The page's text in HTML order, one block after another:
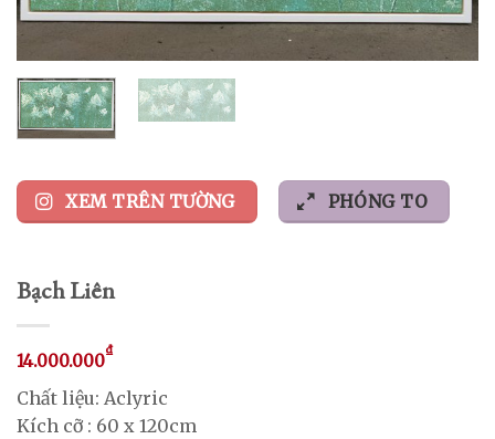
XEM TRÊN TƯỜNG PHÓNG TO
Bạch Liên
14.000.000₫
Chất liệu: Aclyric
Kích cỡ : 60 x 120cm